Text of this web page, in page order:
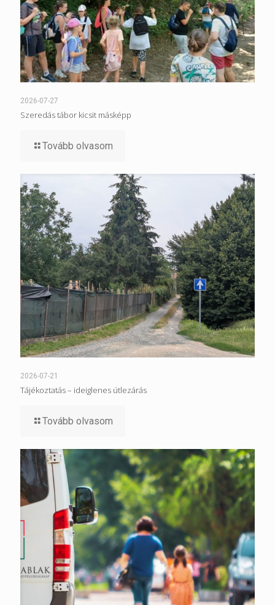
2026-07-27
Szeredás tábor kicsit másképp
Tovább olvasom
2026-07-21
Tájékoztatás – ideiglenes útlezárás
Tovább olvasom